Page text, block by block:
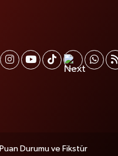
Puan Durumu ve Fikstür